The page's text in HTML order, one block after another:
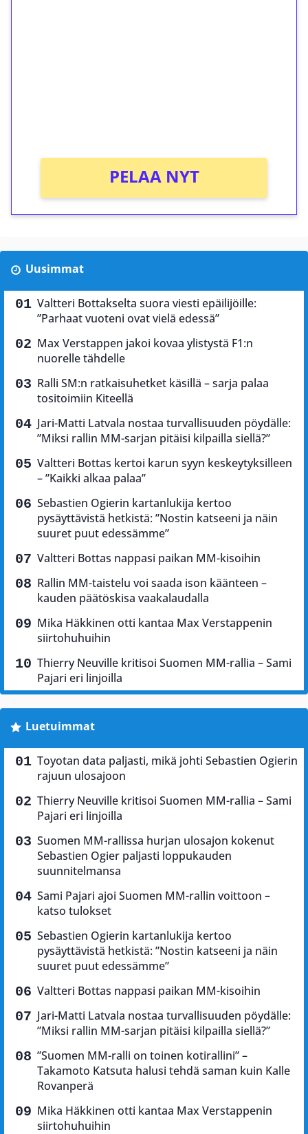
PELAA NYT
Uusimmat
Valtteri Bottakselta suora viesti epäilijöille:
”Parhaat vuoteni ovat vielä edessä”
Max Verstappen jakoi kovaa ylistystä F1:n
nuorelle tähdelle
Ralli SM:n ratkaisuhetket käsillä – sarja palaa
tositoimiin Kiteellä
Jari-Matti Latvala nostaa turvallisuuden pöydälle:
”Miksi rallin MM-sarjan pitäisi kilpailla siellä?”
Valtteri Bottas kertoi karun syyn keskeytyksilleen
– ”Kaikki alkaa palaa”
Sebastien Ogierin kartanlukija kertoo
pysäyttävistä hetkistä: ”Nostin katseeni ja näin
suuret puut edessämme”
Valtteri Bottas nappasi paikan MM-kisoihin
Rallin MM-taistelu voi saada ison käänteen –
kauden päätöskisa vaakalaudalla
Mika Häkkinen otti kantaa Max Verstappenin
siirtohuhuihin
Thierry Neuville kritisoi Suomen MM-rallia – Sami
Pajari eri linjoilla
Luetuimmat
Toyotan data paljasti, mikä johti Sebastien Ogierin
rajuun ulosajoon
Thierry Neuville kritisoi Suomen MM-rallia – Sami
Pajari eri linjoilla
Suomen MM-rallissa hurjan ulosajon kokenut
Sebastien Ogier paljasti loppukauden
suunnitelmansa
Sami Pajari ajoi Suomen MM-rallin voittoon –
katso tulokset
Sebastien Ogierin kartanlukija kertoo
pysäyttävistä hetkistä: ”Nostin katseeni ja näin
suuret puut edessämme”
Valtteri Bottas nappasi paikan MM-kisoihin
Jari-Matti Latvala nostaa turvallisuuden pöydälle:
”Miksi rallin MM-sarjan pitäisi kilpailla siellä?”
”Suomen MM-ralli on toinen kotirallini” –
Takamoto Katsuta halusi tehdä saman kuin Kalle
Rovanperä
Mika Häkkinen otti kantaa Max Verstappenin
siirtohuhuihin